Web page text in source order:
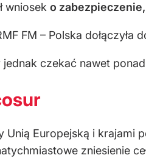
wniosek o
FM – Polska
czekać nawet
Unią Europejską i krajami
zniesienie